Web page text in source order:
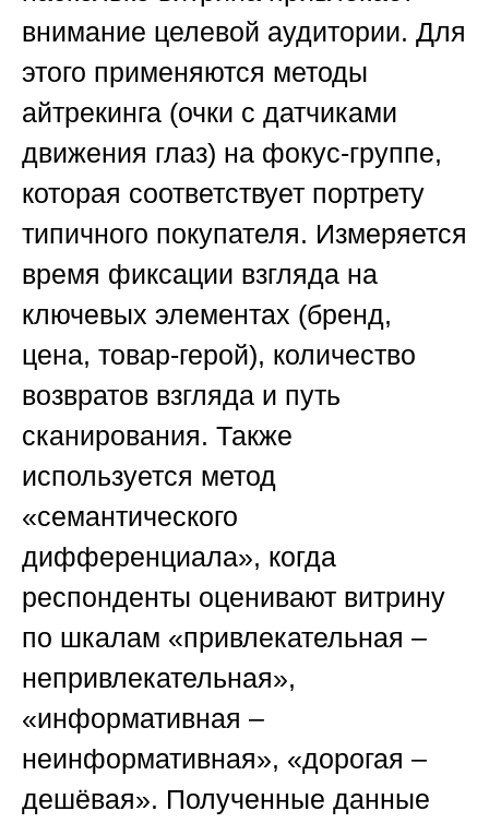
внимание целевой аудитории. Для
этого применяются методы
айтрекинга (очки с датчиками
движения глаз) на фокус-группе,
которая соответствует портрету
типичного покупателя. Измеряется
время фиксации взгляда на
ключевых элементах (бренд,
цена, товар-герой), количество
возвратов взгляда и путь
сканирования. Также
используется метод
«семантического
дифференциала», когда
респонденты оценивают витрину
по шкалам «привлекательная –
непривлекательная»,
«информативная –
неинформативная», «дорогая –
дешёвая». Полученные данные